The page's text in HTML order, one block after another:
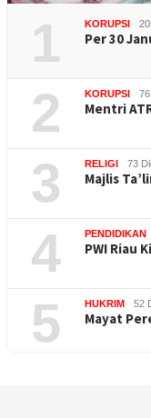
1 KORUPSI
Per 30
2 KORUPSI
Mentri
3 RELIGI 73
Majlis
4 PENDIDIKAN
PWI Riau
5 HUKRIM 52
Mayat